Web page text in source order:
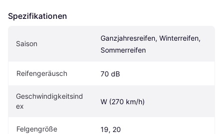
Spezifikationen
Saison
Ganzjahresreifen, Winterreifen,
Sommerreifen
Reifengeräusch 70 dB
Geschwindigkeitsind
ex
W (270 km/h)
Felgengröße 19, 20